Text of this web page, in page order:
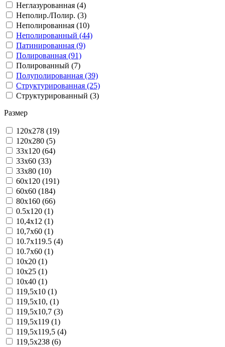
Неглазурованная (4)
Неполир./Полир. (3)
Неполированная (10)
Неполированный (44)
Патинированная (9)
Полированная (91)
Полированный (7)
Полуполированная (39)
Структурированная (25)
Структурированный (3)
Размер
120x278 (19)
120x280 (5)
33x120 (64)
33x60 (33)
33x80 (10)
60x120 (191)
60x60 (184)
80x160 (66)
0.5x120 (1)
10,4x12 (1)
10,7x60 (1)
10.7x119.5 (4)
10.7x60 (1)
10x20 (1)
10x25 (1)
10x40 (1)
119,5x10 (1)
119,5x10, (1)
119,5x10,7 (3)
119,5x119 (1)
119,5x119,5 (4)
119,5x238 (6)